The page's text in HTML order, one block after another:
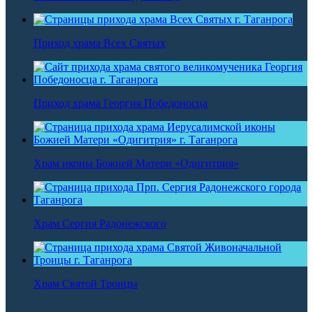
Приход храма Всех Святых
Приход храма Георгия Победоносца
Храм иконы Божией Матери «Одигитрия»
Храм Сергия Радонежского
Храм Святой Троицы